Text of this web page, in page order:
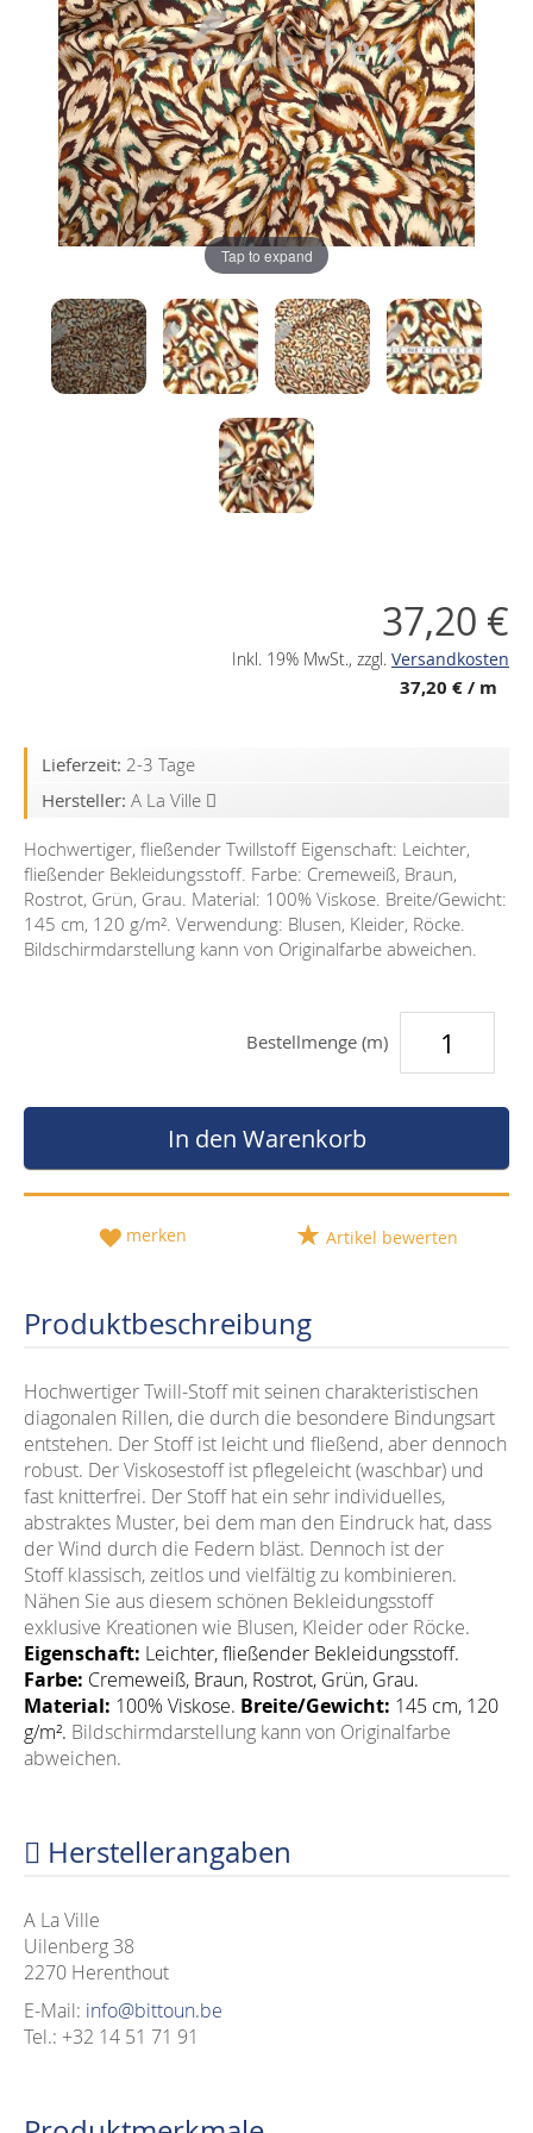
Tap to expand
37,20 €
Inkl. 19% MwSt., zzgl. Versandkosten
37,20 €/ m
Lieferzeit: 2-3 Tage
Hersteller: A La Ville
Hochwertiger, fließender Twillstoff Eigenschaft: Leichter,
fließender Bekleidungsstoff. Farbe: Cremeweiß, Braun,
Rostrot, Grün, Grau. Material: 100% Viskose. Breite/Gewicht:
145 cm, 120 g/m². Verwendung: Blusen, Kleider, Röcke.
Bildschirmdarstellung kann von Originalfarbe abweichen.
Bestellmenge (m)
In den Warenkorb
merken Artikel bewerten
Produktbeschreibung
Hochwertiger Twill-Stoff mit seinen charakteristischen
diagonalen Rillen, die durch die besondere Bindungsart
entstehen. Der Stoff ist leicht und fließend, aber dennoch
robust. Der Viskosestoff ist pflegeleicht (waschbar) und
fast knitterfrei. Der Stoff hat ein sehr individuelles,
abstraktes Muster, bei dem man den Eindruck hat, dass
der Wind durch die Federn bläst. Dennoch ist der
Stoff klassisch, zeitlos und vielfältig zu kombinieren.
Nähen Sie aus diesem schönen Bekleidungsstoff
exklusive Kreationen wie Blusen, Kleider oder Röcke.
Eigenschaft: Leichter, fließender Bekleidungsstoff.
Farbe: Cremeweiß, Braun, Rostrot, Grün, Grau.
Material: 100% Viskose. Breite/Gewicht: 145 cm, 120
g/m². Bildschirmdarstellung kann von Originalfarbe
abweichen.
Herstellerangaben
A La Ville
Uilenberg 38
2270 Herenthout
E-Mail: info@bittoun.be
Tel.: +32 14 51 71 91